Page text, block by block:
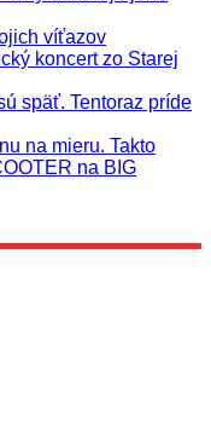
víťazov
koncert zo Starej
späť. Tentoraz príde
na mieru. Takto
na BIG